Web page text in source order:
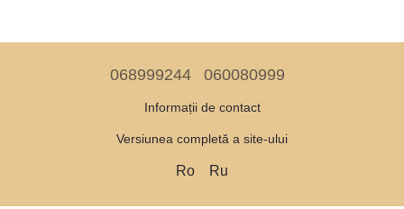
068999244 060080999
Informații de contact
Versiunea completă a site-ului
Ro Ru